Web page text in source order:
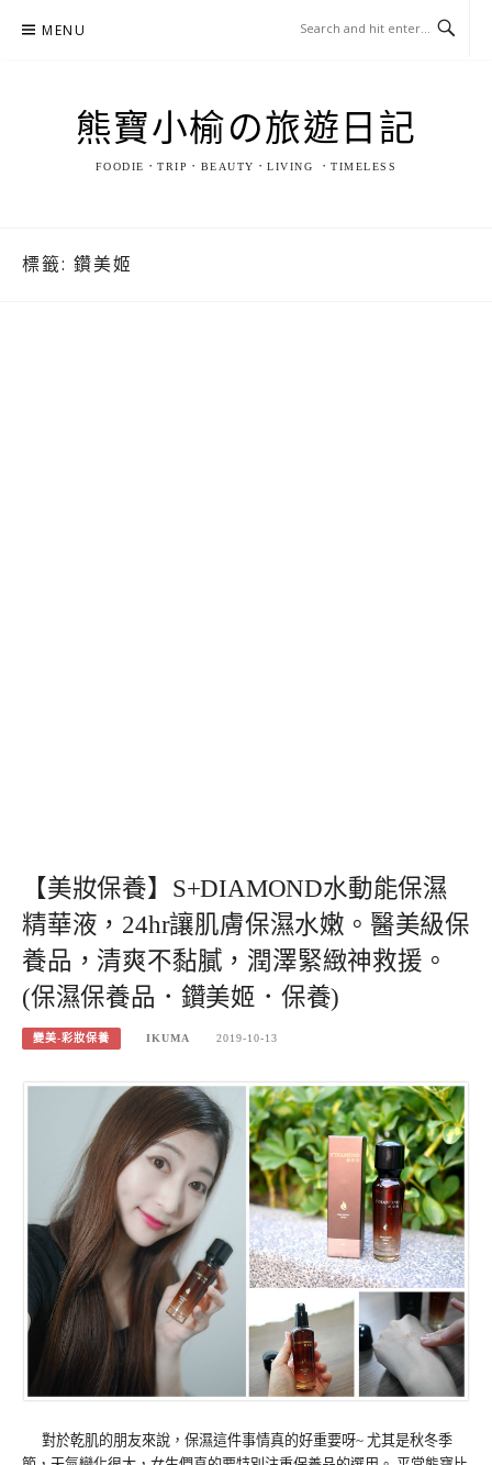
MENU
熊寶小榆の旅遊日記
FOODIE．TRIP．BEAUTY．LIVING ．TIMELESS
標籤: 鑽美姬
【美妝保養】S+DIAMOND水動能保濕
精華液，24hr讓肌膚保濕水嫩。醫美級保
養品，清爽不黏膩，潤澤緊緻神救援。
(保濕保養品．鑽美姬．保養)
變美-彩妝保養 IKUMA 2019-10-13
對於乾肌的朋友來說，保濕這件事情真的好重要呀~ 尤其是秋冬季